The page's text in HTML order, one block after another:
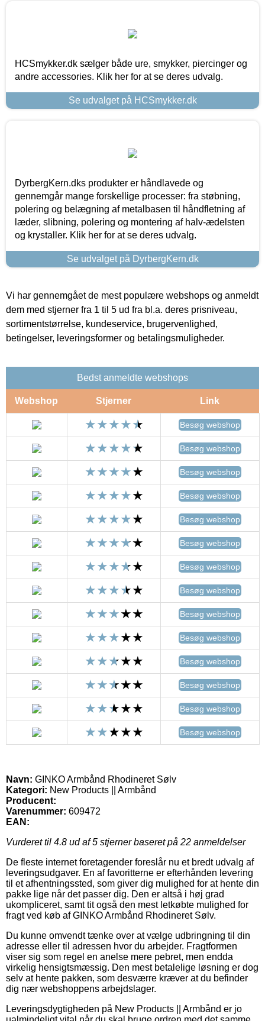
HCSmykker.dk sælger både ure, smykker, piercinger og
andre accessories. Klik her for at se deres udvalg.
Se udvalget på HCSmykker.dk
DyrbergKern.dks produkter er håndlavede og
gennemgår mange forskellige processer: fra støbning,
polering og belægning af metalbasen til håndfletning af
læder, slibning, polering og montering af halv-ædelsten
og krystaller. Klik her for at se deres udvalg.
Se udvalget på DyrbergKern.dk
Vi har gennemgået de mest populære webshops og anmeldt
dem med stjerner fra 1 til 5 ud fra bl.a. deres prisniveau,
sortimentstørrelse, kundeservice, brugervenlighed,
betingelser, leveringsformer og betalingsmuligheder.
Bedst anmeldte webshops
Webshop Stjerner Link
Besøg webshop
Besøg webshop
Besøg webshop
Besøg webshop
Besøg webshop
Besøg webshop
Besøg webshop
Besøg webshop
Besøg webshop
Besøg webshop
Besøg webshop
Besøg webshop
Besøg webshop
Besøg webshop
Navn: GINKO Armbånd Rhodineret Sølv
Kategori: New Products || Armbånd
Producent:
Varenummer: 609472
EAN:
Vurderet til 4.8 ud af 5 stjerner baseret på 22 anmeldelser
De fleste internet foretagender foreslår nu et bredt udvalg af
leveringsudgaver. En af favoritterne er efterhånden levering
til et afhentningssted, som giver dig mulighed for at hente din
pakke lige når det passer dig. Den er altså i høj grad
ukompliceret, samt tit også den mest letkøbte mulighed for
fragt ved køb af GINKO Armbånd Rhodineret Sølv.
Du kunne omvendt tænke over at vælge udbringning til din
adresse eller til adressen hvor du arbejder. Fragtformen
viser sig som regel en anelse mere pebret, men endda
virkelig hensigtsmæssig. Den mest betalelige løsning er dog
selv at hente pakken, som desværre kræver at du befinder
dig nær webshoppens arbejdslager.
Leveringsdygtigheden på New Products || Armbånd er jo